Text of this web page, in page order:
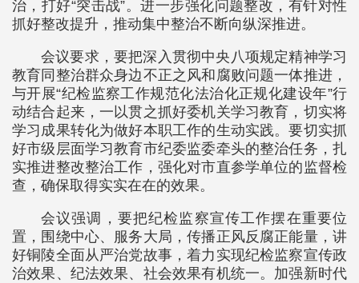
治，打好“突击战”。进一步强化问题整改，有针对性
抓好整改提升，推动集中整治不断向纵深推进。
会议要求，要把深入贯彻中央八项规定精神学习
教育同整治群众身边不正之风和腐败问题一体推进，
与开展“纪检监察工作规范化法治化正规化建设年”行
动结合起来，一以贯之抓好委机关学习教育，切实将
学习成果转化为做好本职工作的生动实践。要切实抓
好市级层面学习教育市纪委监委牵头的整治任务，扎
实推进整改整治工作，强化对市直参学单位的监督检
查，确保取得实实在在的效果。
会议强调，要把纪检监察宣传工作摆在重要位
置，围绕中心、服务大局，传播正风反腐正能量，讲
好铜陵全面从严治党故事，着力实现纪检监察宣传政
治效果、纪法效果、社会效果有机统一。加强新时代